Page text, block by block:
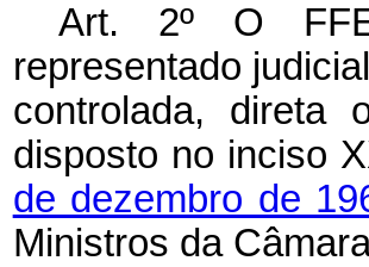
Art. 2º O
representado
controlada, direta
disposto no inciso
de dezembro de
Ministros da